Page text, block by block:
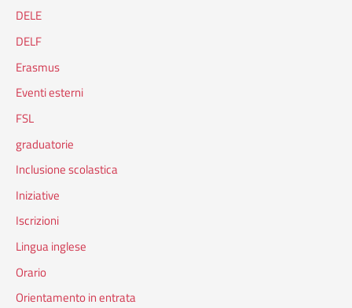
DELE
DELF
Erasmus
Eventi esterni
FSL
graduatorie
Inclusione scolastica
Iniziative
Iscrizioni
Lingua inglese
Orario
Orientamento in entrata